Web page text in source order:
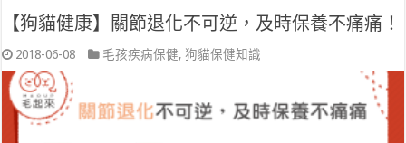
【狗貓健康】關節退化不可逆，及時保養不痛痛！
2018-06-08 毛孩疾病保健,狗貓保健知識